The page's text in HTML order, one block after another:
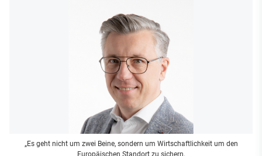
„Es geht nicht um zwei Beine, sondern um Wirtschaftlichkeit um den
Europäischen Standort zu sichern.